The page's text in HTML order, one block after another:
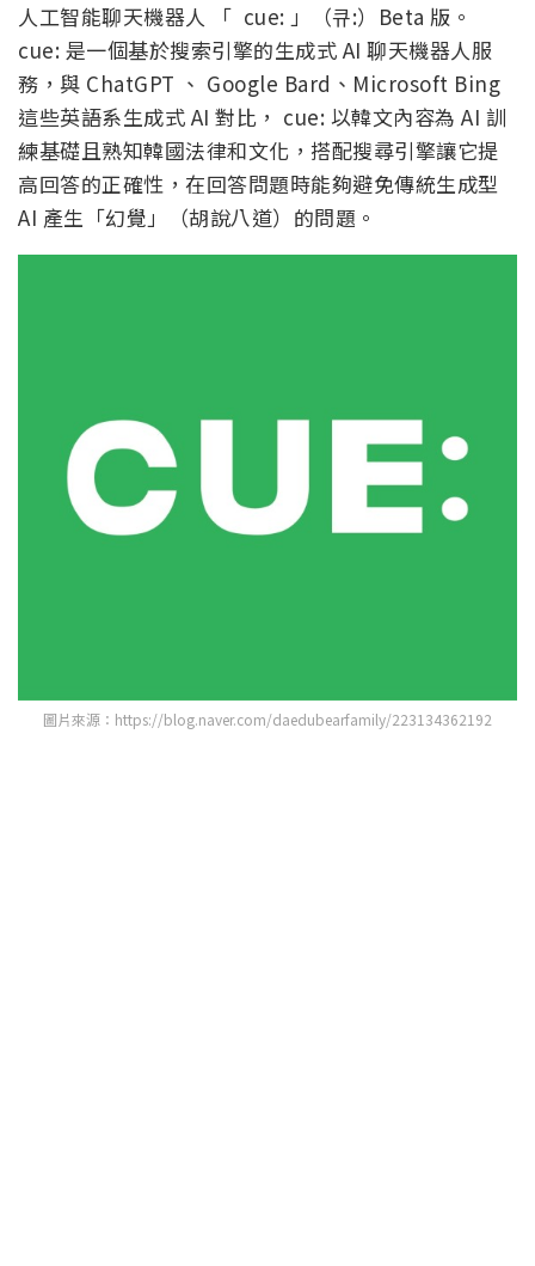
人工智能聊天機器人 「 cue: 」（큐:）Beta 版。
cue: 是一個基於搜索引擎的生成式 AI 聊天機器人服
務，與 ChatGPT 、 Google Bard、Microsoft Bing
這些英語系生成式 AI 對比， cue: 以韓文內容為 AI 訓
練基礎且熟知韓國法律和文化，搭配搜尋引擎讓它提
高回答的正確性，在回答問題時能夠避免傳統生成型
AI 產生「幻覺」（胡說八道）的問題。
圖片來源：https://blog.naver.com/daedubearfamily/223134362192